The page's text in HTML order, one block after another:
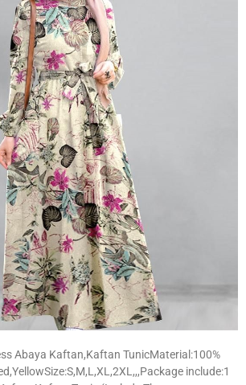
Abaya Kaftan,Kaftan TunicMaterial:100%
include:1